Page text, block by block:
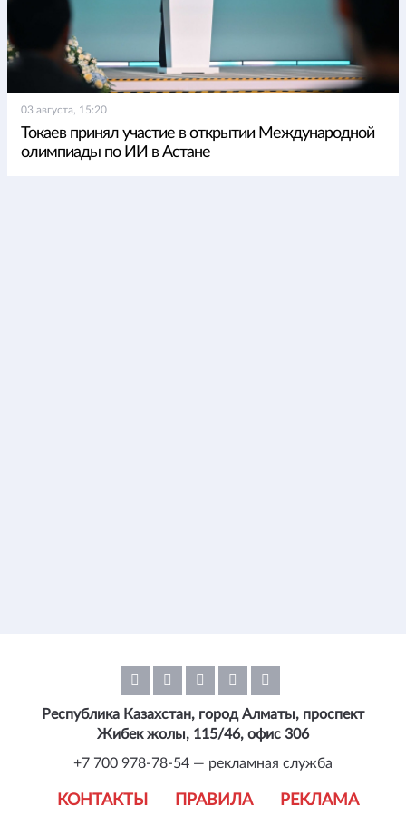
03 августа, 15:20
Токаев принял участие в открытии Международной
олимпиады по ИИ в Астане
КОНТАКТЫ ПРАВИЛА РЕКЛАМА
Республика Казахстан, город Алматы, проспект
Жибек жолы, 115/46, офис 306
+7 700 978-78-54 — рекламная служба